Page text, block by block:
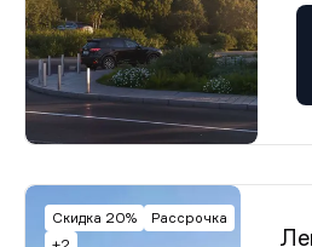
Скидка 20%
Рассрочка